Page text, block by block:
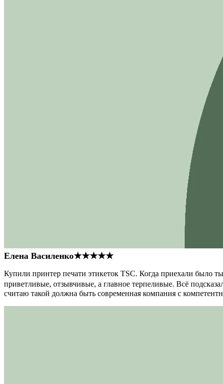
Елена Василенко★★★★★
Купили принтер печати этикеток TSC. Когда приехали было
приветливые, отзывчивые, а главное терпеливые. Всё
считаю такой должна быть современная компания с